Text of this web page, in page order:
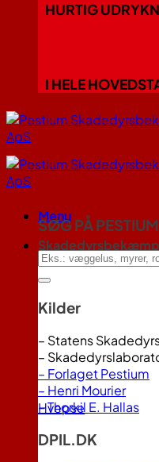
HURTIG
I HELE
Menu
Hvepse
SØG PÅ PESTIUM
Kilder
– Statens
–
– Forlaget Pestium
– Henri Mourier
– Thorkil E. Hallas
DPIL.DK